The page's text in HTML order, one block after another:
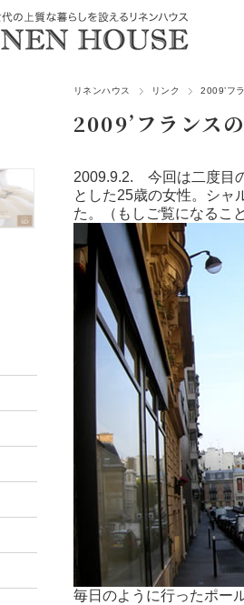
リネンハウス リンク 2009’フ
2009’フランス
2009.9.2. 今回は二度目
とした25歳の女性。シ
た。（もしご覧になるこ
毎日のように行ったポー